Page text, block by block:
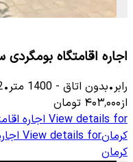
اجاره اقامتگاه بومگردی
رابر•بدون اتاق -
1400 متر•
از۴۰۳٬۰۰۰ تومان
View details for اجاره
کرمانView details for
کرمان